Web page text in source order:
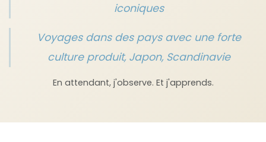
iconiques
Voyages dans des pays avec une forte
culture produit, Japon, Scandinavie
En attendant, j'observe. Et j'apprends.